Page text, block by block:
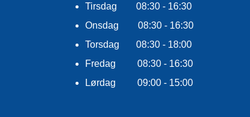
Tirsdag 08:30 - 16:30
Onsdag 08:30 - 16:30
Torsdag 08:30 - 18:00
Fredag 08:30 - 16:30
Lørdag 09:00 - 15:00